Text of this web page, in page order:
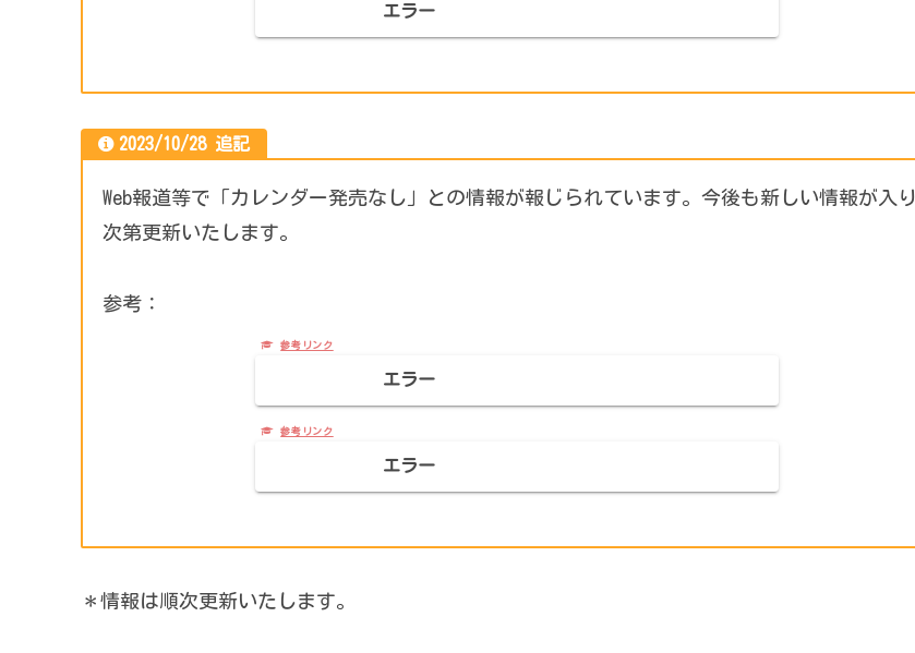
エラー
2023/10/28 追記
Web報道等で「カレンダー発売なし」との情報が報じられています。今後も新しい情報が入り
次第更新いたします。
参考：
エラー
エラー
＊情報は順次更新いたします。